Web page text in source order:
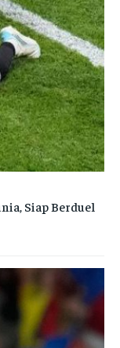
Siap Berduel